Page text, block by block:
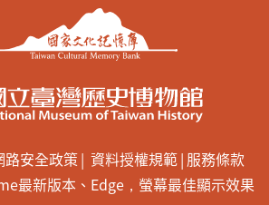
路安全政策 資料授權規範 服務條款
最新版本、Edge，螢幕最佳顯示效果